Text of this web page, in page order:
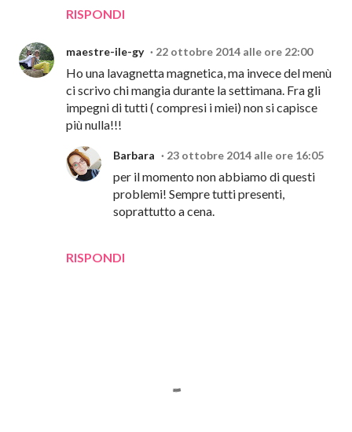
RISPONDI
maestre-ile-gy 22 ottobre 2014 alle ore 22:00
Ho una lavagnetta magnetica, ma invece del menù
ci scrivo chi mangia durante la settimana. Fra gli
impegni di tutti ( compresi i miei) non si capisce
più nulla!!!
RISPONDI
Barbara 23 ottobre 2014 alle ore 16:05
per il momento non abbiamo di questi
problemi! Sempre tutti presenti,
soprattutto a cena.